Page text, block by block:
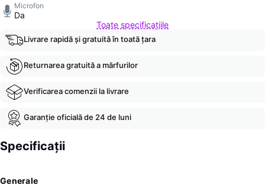
Microfon
Da
Toate specificațiile
Livrare rapidă și gratuită în toată țara
Returnarea gratuită a mărfurilor
Verificarea comenzii la livrare
Garanție oficială de 24 de luni
Specificații
Generale